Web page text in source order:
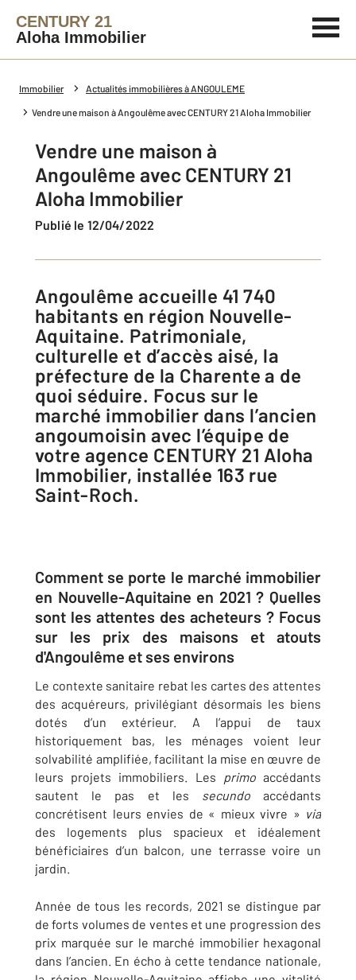
CENTURY 21
Aloha Immobilier
Immobilier Actualités immobilières à ANGOULEME
Vendre une maison à Angoulême avec CENTURY 21 Aloha Immobilier
Vendre une maison à
Angoulême avec CENTURY 21
Aloha Immobilier
Publié le 12/04/2022
Angoulême accueille 41 740
habitants en région Nouvelle-
Aquitaine. Patrimoniale,
culturelle et d’accès aisé, la
préfecture de la Charente a de
quoi séduire. Focus sur le
marché immobilier dans l’ancien
angoumoisin avec l’équipe de
votre agence CENTURY 21 Aloha
Immobilier, installée 163 rue
Saint-Roch.
Comment se porte le marché immobilier
en Nouvelle-Aquitaine en 2021 ? Quelles
sont les attentes des acheteurs ? Focus
sur les prix des maisons et atouts
d'Angoulême et ses environs
Le contexte sanitaire rebat les cartes des attentes
des acquéreurs, privilégiant désormais les biens
dotés d’un extérieur. A l’appui de taux
historiquement bas, les ménages voient leur
solvabilité amplifiée, facilitant la mise en œuvre de
leurs projets immobiliers. Les primoaccédants
sautent le pas et les secundoaccédants
concrétisent leurs envies de « mieux vivre » via
des logements plus spacieux et idéalement
bénéficiaires d’un balcon, une terrasse voire un
jardin.
Année de tous les records, 2021 se distingue par
de forts volumes de ventes et une progression des
prix marquée sur le marché immobilier hexagonal
dans l’ancien. En écho à cette tendance nationale,